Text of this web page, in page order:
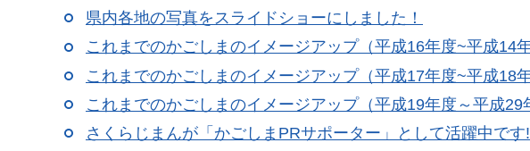
県内各地の写真をスライドショーにしました！
これまでのかごしまのイメージアップ（平成16年度~平成14年
これまでのかごしまのイメージアップ（平成17年度~平成18年
これまでのかごしまのイメージアップ（平成19年度～平成29
さくらじまんが「かごしまPRサポーター」として活躍中です!